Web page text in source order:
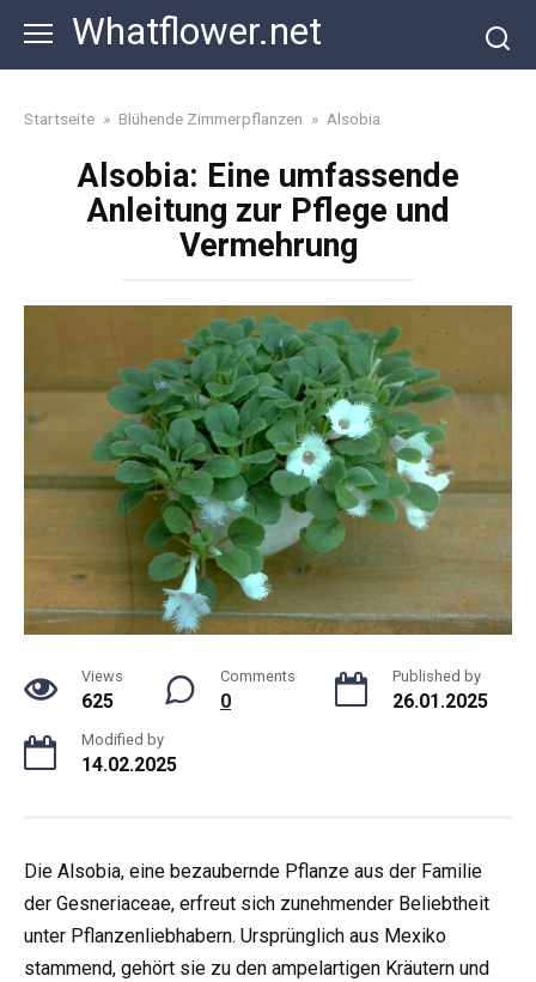
content
Whatflower.net
Startseite » Blühende Zimmerpflanzen » Alsobia
Alsobia: Eine umfassende
Anleitung zur Pflege und
Vermehrung
Views
625
Comments
0
Published by
26.01.2025
Modified by
14.02.2025
Die Alsobia, eine bezaubernde Pflanze aus der Familie
der Gesneriaceae, erfreut sich zunehmender Beliebtheit
unter Pflanzenliebhabern. Ursprünglich aus Mexiko
stammend, gehört sie zu den ampelartigen Kräutern und